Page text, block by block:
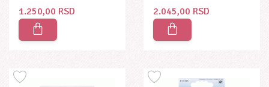
1.250,00 RSD 2.045,00 RSD